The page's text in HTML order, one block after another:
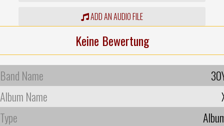
ADD AN AUDIO FILE
Keine Bewertung
Band Name
Album Name
Type